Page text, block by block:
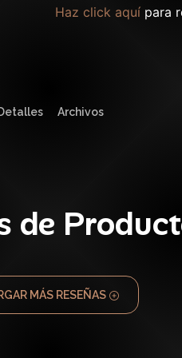
Haz click aquí para
Archivos
de
MÁS RESEÑAS